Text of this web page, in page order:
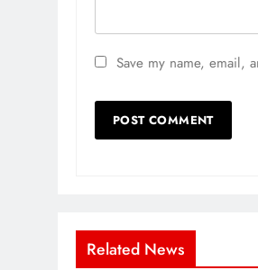
Save my name, email,
Related News